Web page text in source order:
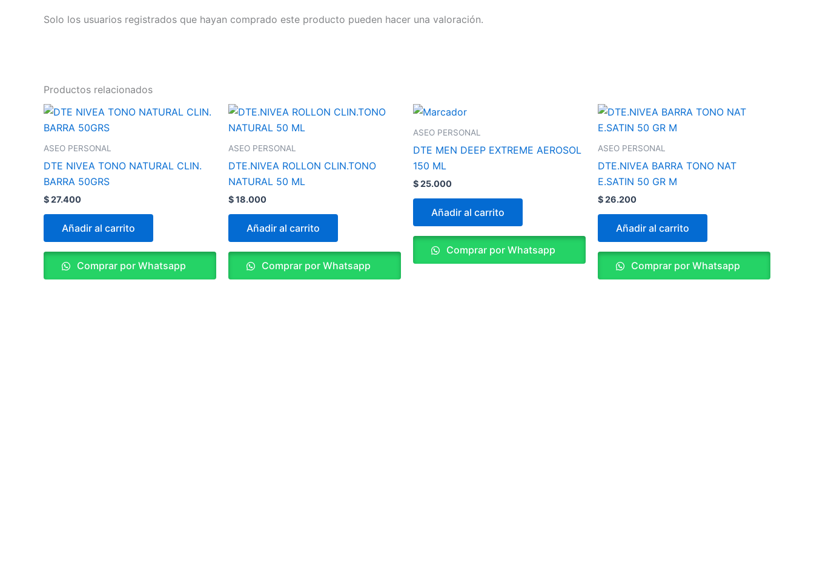
Solo los usuarios registrados que hayan comprado este producto pueden hacer una valoración.
Productos relacionados
ASEO PERSONAL
DTE NIVEA TONO NATURAL CLIN.
BARRA 50GRS
$27.400
Añadir al carrito
Comprar por Whatsapp
ASEO PERSONAL
DTE.NIVEA ROLLON CLIN.TONO
NATURAL 50 ML
$18.000
Añadir al carrito
Comprar por Whatsapp
ASEO PERSONAL
DTE MEN DEEP EXTREME AEROSOL
150 ML
$25.000
Añadir al carrito
Comprar por Whatsapp
ASEO PERSONAL
DTE.NIVEA BARRA TONO NAT
E.SATIN 50 GR M
$26.200
Añadir al carrito
Comprar por Whatsapp